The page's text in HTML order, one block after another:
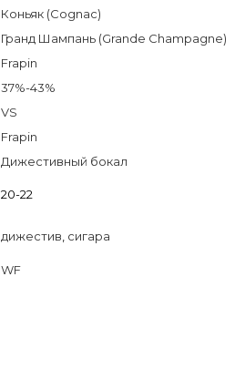
Коньяк (Cognac)
Гранд Шампань (Grande Champagne)
Frapin
37%-43%
VS
Frapin
Дижестивный бокал
20-22
дижестив сигара
WF